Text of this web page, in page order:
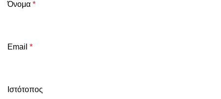
Όνομα *
Email *
Ιστότοπος